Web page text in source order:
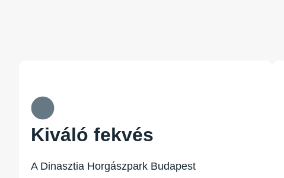
Kiváló fekvés
A Dinasztia Horgászpark Budapest